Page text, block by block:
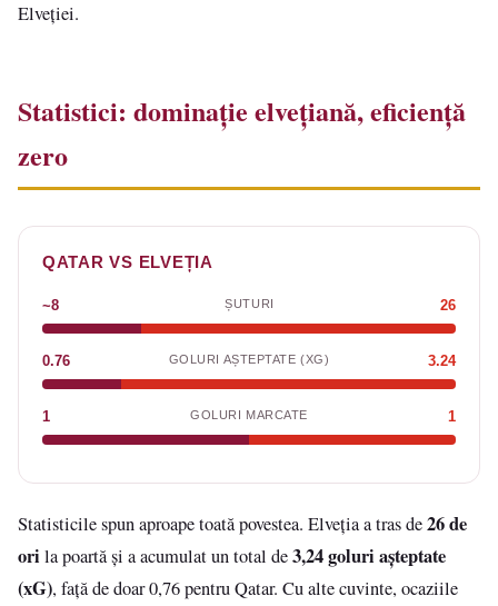
Elveției.
Statistici: dominație elvețiană, eficiență
zero
QATAR VS ELVEȚIA
~8 ȘUTURI 26
0.76 GOLURI AȘTEPTATE (XG) 3.24
1 GOLURI MARCATE 1
Statisticile spun aproape toată povestea. Elveția a tras de26 de
ori la poartă și a acumulat un total de3,24 goluri așteptate
(xG), față de doar 0,76 pentru Qatar. Cu alte cuvinte, ocaziile